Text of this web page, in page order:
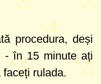
procedura, deși
- în 15 minute ați
rulada.